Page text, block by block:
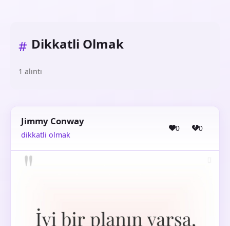
# Dikkatli Olmak
1 alıntı
Jimmy Conway
dikkatli olmak
0 0